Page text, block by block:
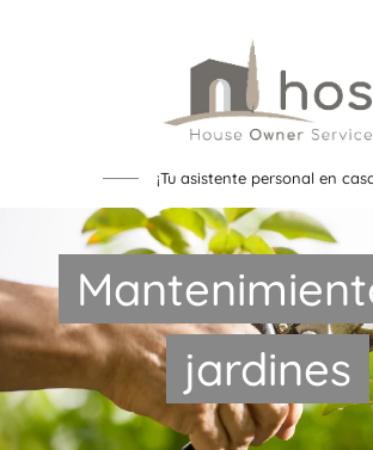
¡Tu asistente personal en
jardines